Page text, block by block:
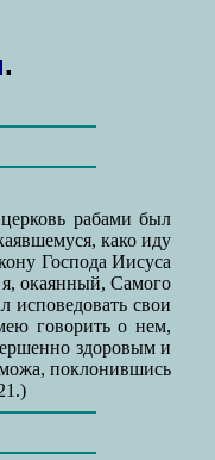
.
рабами был
како иду
Господа Иисуса
я, окаянный, Самого
свои
говорить о нем,
здоровым и
поклонившись